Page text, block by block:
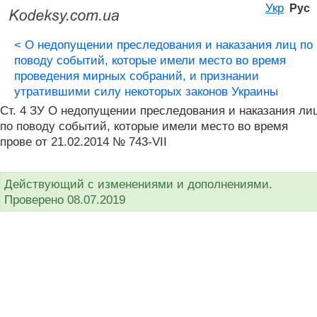
Укр Рус
< О недопущении преследования и наказания лиц по
поводу событий, которые имели место во время
проведения мирных собраний, и признании
утратившими силу некоторых законов Украины
Ст. 4 ЗУ О недопущении преследования и наказания
по поводу событий, которые имели место во время
прове от 21.02.2014 № 743-VII
Действующий с изменениями и дополнениями.
Проверено 08.07.2019